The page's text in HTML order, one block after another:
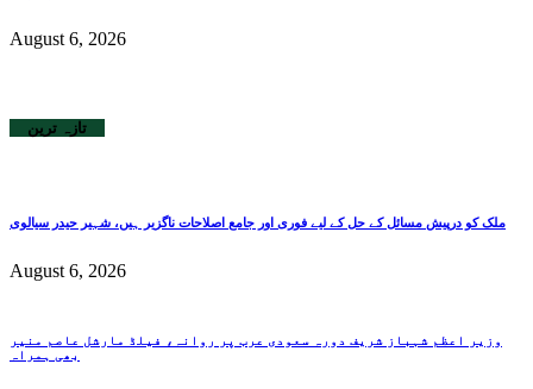
August 6, 2026
تازہ ترین
ملک کو درپیش مسائل کے حل کے لیے فوری اور جامع اصلاحات ناگزیر ہیں، شہیر حیدر سیالوی
August 6, 2026
وزیر اعظم شہباز شریف دورہ سعودی عرب پر روانہ، فیلڈ مارشل عاصم منیر
بھی ہمراہ